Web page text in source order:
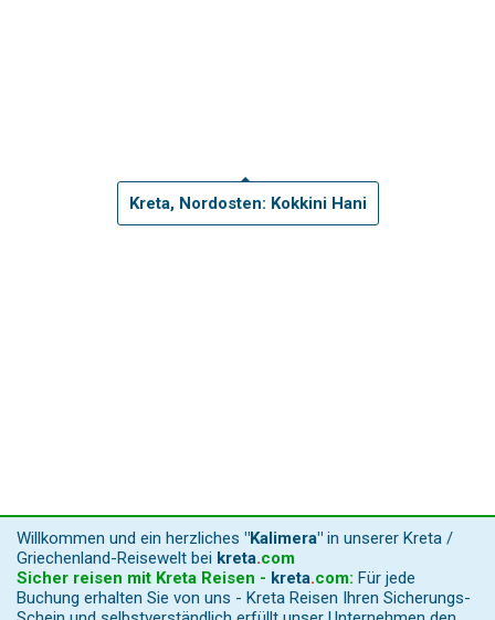
Kreta, Nordosten: Kokkini Hani
Willkommen und ein herzliches "Kalimera" in unserer Kreta /
Griechenland-Reisewelt bei kreta.com
Sicher reisen mit Kreta Reisen - kreta.com: Für jede
Buchung erhalten Sie von uns - Kreta Reisen Ihren Sicherungs-